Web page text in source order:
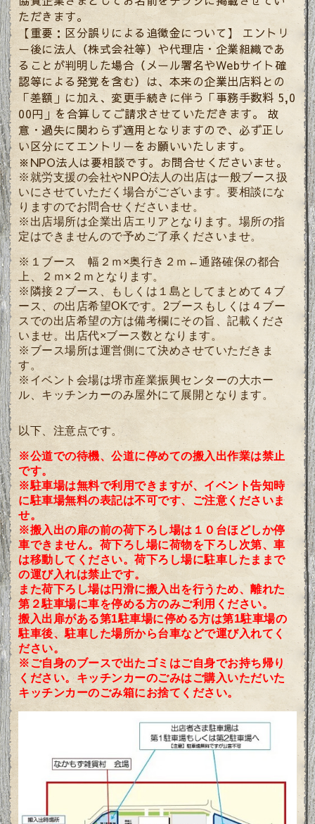
ただきます。
【重要：区分誤りによる追徴金について】 エントリ
ー後に法人（株式会社等）や代理店・企業組織であ
ることが判明した場合（メール署名やWebサイト確
認等による発覚を含む）は、本来の企業出店料との
「差額」に加え、変更手続きに伴う「事務手数料 5,0
00円」を合算してご請求させていただきます。 故
意・過失に関わらず適用となりますので、必ず正し
い区分にてエントリーをお願いいたします。
※NPO法人は要相談です。お問合せくださいませ。
※就労支援の会社やNPO法人の出店は一般ブース扱
いにさせていただく場合がございます。要相談にな
りますのでお問合せくださいませ。
※出店場所は企業出店エリアとなります。場所の指
定はできませんので予めご了承くださいませ。
※１ブース 幅２ｍ×奥行き２ｍ←通路確保の都合
上、２ｍ×２ｍとなります。
※隣接２ブース、もしくは１島としてまとめて４ブ
ース、の出店希望OKです。2ブースもしくは４ブー
スでの出店希望の方は備考欄にその旨、記載くださ
いませ。出店代×ブース数となります。
※ブース場所は運営側にて決めさせていただきま
す。
※イベント会場は堺市産業振興センターの大ホー
ル、キッチンカーのみ屋外にて展開となります。
以下、注意点です。
※公道での待機、公道に停めての搬入出作業は禁止
です。
※駐車場は無料で利用できますが、イベント告知時
に駐車場無料の表記は不可です、ご注意くださいま
せ。
※搬入出の扉の前の荷下ろし場は１０台ほどしか停
車できません。荷下ろし場に荷物を下ろし次第、車
は移動してください。荷下ろし場に駐車したままで
の運び入れは禁止です。
また荷下ろし場は円滑に搬入出を行うため、離れた
第２駐車場に車を停める方のみご利用ください。
搬入出扉がある第1駐車場に停める方は第1駐車場の
駐車後、駐車した場所から台車などで運び入れてく
ださい。
※ご自身のブースで出たゴミはご自身でお持ち帰り
ください。キッチンカーのごみはご購入いただいた
キッチンカーのごみ箱にお捨てください。